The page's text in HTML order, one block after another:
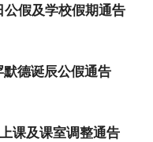
公假及学校假期通告
德诞辰公假通告
课及课室调整通告